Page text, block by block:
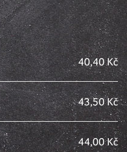
40,40 Kč
43,50 Kč
44,00 Kč